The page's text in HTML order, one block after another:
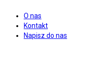
O nas
Kontakt
Napisz do nas